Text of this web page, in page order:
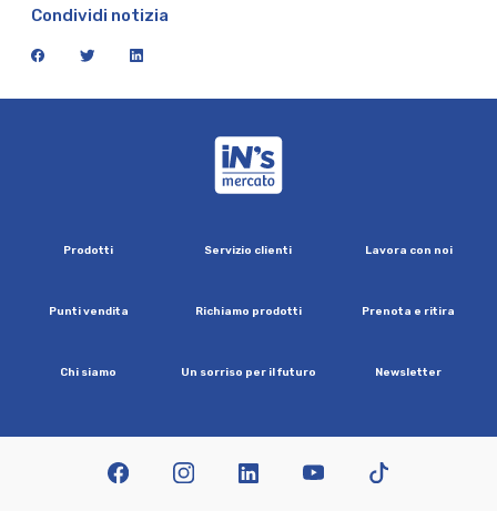
Condividi notizia
facebook twitter linkedin
Prodotti Servizio clienti Lavora con noi
Puntivendita Richiamo prodotti Prenota e ritira
Chi siamo Un sorriso per ilfuturo Newsletter
facebookinstagramlinkedin youtubetiktok